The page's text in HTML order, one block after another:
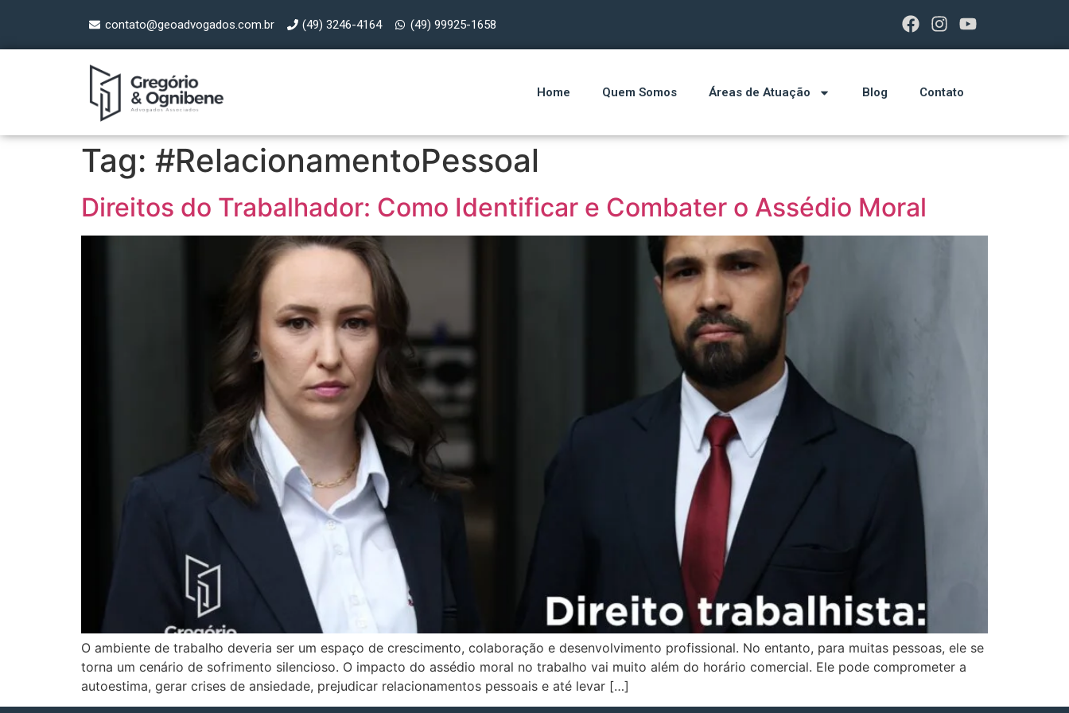
contato@geoadvogados.com.br (49) 3246-4164 (49) 99925-1658
Home Quem Somos Áreas de Atuação Blog Contato
Tag: #RelacionamentoPessoal
Direitos do Trabalhador: Como Identificar e Combater o Assédio Moral
O ambiente de trabalho deveria ser um espaço de crescimento, colaboração e desenvolvimento profissional. No entanto, para muitas pessoas, ele se
torna um cenário de sofrimento silencioso. O impacto do assédio moral no trabalho vai muito além do horário comercial. Ele pode comprometer a
autoestima, gerar crises de ansiedade, prejudicar relacionamentos pessoais e até levar […]